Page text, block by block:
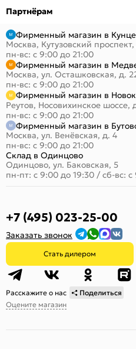
Партнёрам
Фирменный магазин в
Москва, Кутузовский
пн-вс: с 9:00 до 21:00
Фирменный магазин в
Москва, ул. Осташковская, д.
пн-вс: с 9:00 до 21:00
Фирменный магазин в
Реутов, Носовихинское шоссе,
пн-вс: с 9:00 до 21:00
Фирменный магазин в
Москва, ул. Венёвская, д. 4
пн-вс: с 9:00 до 21:00
Склад в Одинцово
Одинцово, ул. Баковская, 5
пн-пт: с 9:00 до 19:30 / сб-вс:
+7 (495) 023-25-00
Заказать звонок
Стать дилером
Расскажите о нас
Поделиться
Оцените магазин